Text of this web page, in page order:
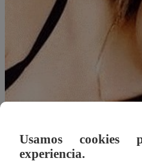
Usamos
experiencia.